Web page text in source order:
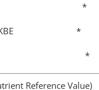
mg *
KBE *
*
Reference Value)